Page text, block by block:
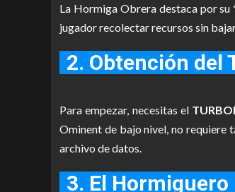
La Hormiga Obrera destaca por
jugador recolectar recursos sin
2. Obtención del
Para empezar, necesitas el
Ominent de bajo nivel, no requiere
archivo de datos.
3. El